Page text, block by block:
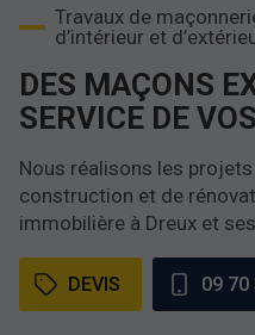
Travaux de
d’intérieur et
DES MAÇONS
SERVICE DE
Nous réalisons les
construction et de
immobilière à Dreux et
DEVIS 09 70